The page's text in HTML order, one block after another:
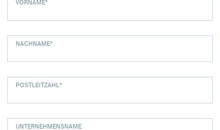
VORNAME*
NACHNAME*
POSTLEITZAHL*
UNTERNEHMENSNAME